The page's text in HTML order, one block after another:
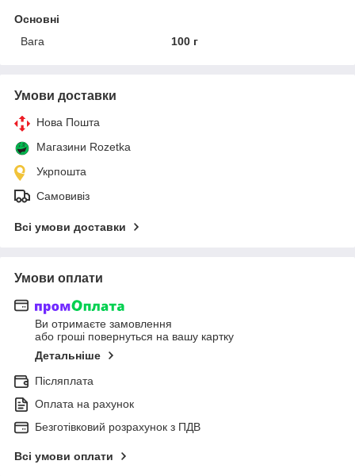
Основні
Вага
100 г
Умови доставки
Нова Пошта
Магазини Rozetka
Укрпошта
Самовивіз
Всі умови доставки
Умови оплати
Ви отримаєте замовлення
або гроші повернуться на вашу картку
Детальніше
Післяплата
Оплата на рахунок
Безготівковий розрахунок з ПДВ
Всі умови оплати